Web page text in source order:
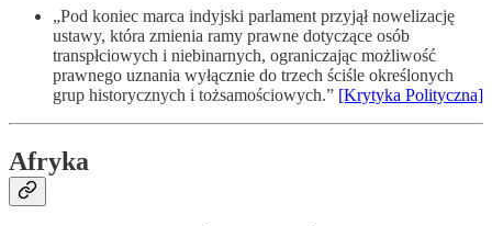
„Pod koniec marca indyjski parlament przyjął nowelizację
ustawy, która zmienia ramy prawne dotyczące osób
transpłciowych i niebinarnych, ograniczając możliwość
prawnego uznania wyłącznie do trzech ściśle określonych
grup historycznych i tożsamościowych.” [Krytyka Polityczna]
Afryka